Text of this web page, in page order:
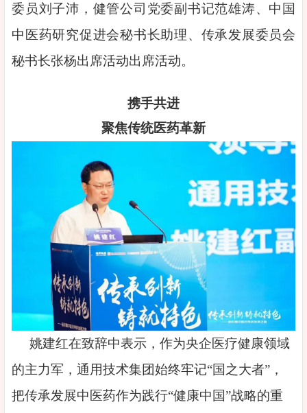
委员刘子沛，健管公司党委副书记范雄涛、中国
中医药研究促进会秘书长助理、传承发展委员会
秘书长张杨出席活动出席活动。
携手共进
聚焦传统医药革新
姚建红在致辞中表示，作为央企医疗健康领域
的主力军，通用技术集团始终牢记“国之大者”，
把传承发展中医药作为践行“健康中国”战略的重